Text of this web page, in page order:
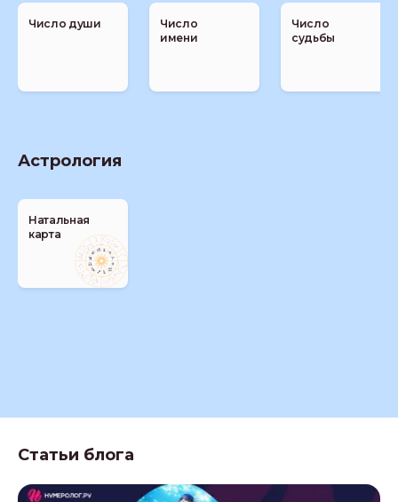
Число души
Число
имени
Число
судьбы
Астрология
Натальная
карта
Статьи блога